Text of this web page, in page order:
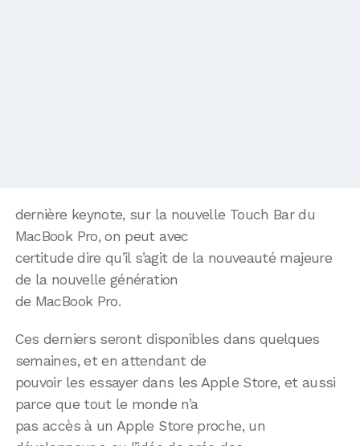
dernière keynote, sur la nouvelle Touch Bar du
MacBook Pro, on peut avec
certitude dire qu’il s’agit de la nouveauté majeure
de la nouvelle génération
de MacBook Pro.
Ces derniers seront disponibles dans quelques
semaines, et en attendant de
pouvoir les essayer dans les Apple Store, et aussi
parce que tout le monde n’a
pas accès à un Apple Store proche, un